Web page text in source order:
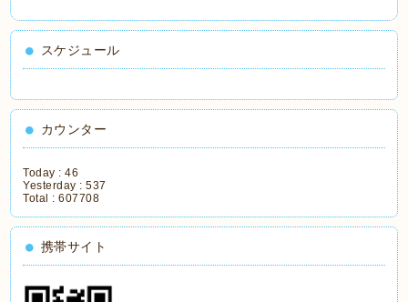
スケジュール
カウンター
Today :46
Yesterday :537
Total :607708
携帯サイト